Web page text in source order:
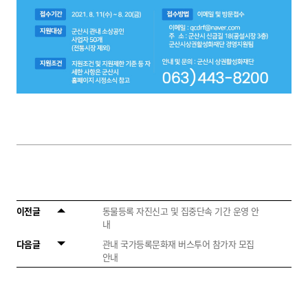
이전글
동물등록 자진신고 및 집중단속 기간 운영 안
내
다음글
관내 국가등록문화재 버스투어 참가자 모집
안내